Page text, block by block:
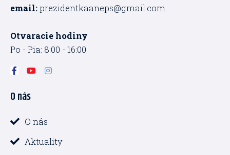
email:prezidentkaaneps@gmail.com
Otvaracie hodiny
Po - Pia: 8:00 - 16:00
F
a
e
b
o
k
f
Y
u
e
I
n
O nás
O nás
Aktuality